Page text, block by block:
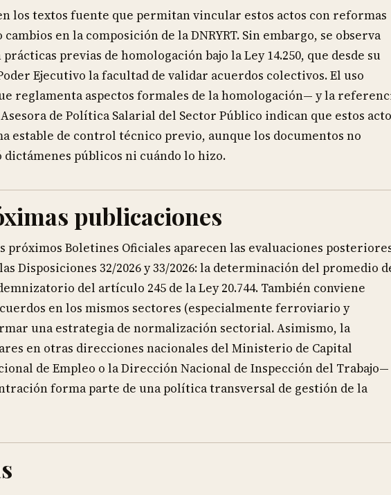
los textos fuente que permitan vincular estos actos con reformas
en la composición de la DNRYRT. Sin embargo, se observa
previas de homologación bajo la Ley 14.250, que desde su
Ejecutivo la facultad de validar acuerdos colectivos. El uso
reglamenta aspectos formales de la homologación— y la
de Política Salarial del Sector Público indican que estos
estable de control técnico previo, aunque los documentos no
públicos ni cuándo lo hizo.
publicaciones
Boletines Oficiales aparecen las evaluaciones
Disposiciones 32/2026 y 33/2026: la determinación del promedio
del artículo 245 de la Ley 20.744. También conviene
en los mismos sectores (especialmente ferroviario y
una estrategia de normalización sectorial. Asimismo, la
en otras direcciones nacionales del Ministerio de Capital
de Empleo o la Dirección Nacional de Inspección del Trabajo—
forma parte de una política transversal de gestión de la